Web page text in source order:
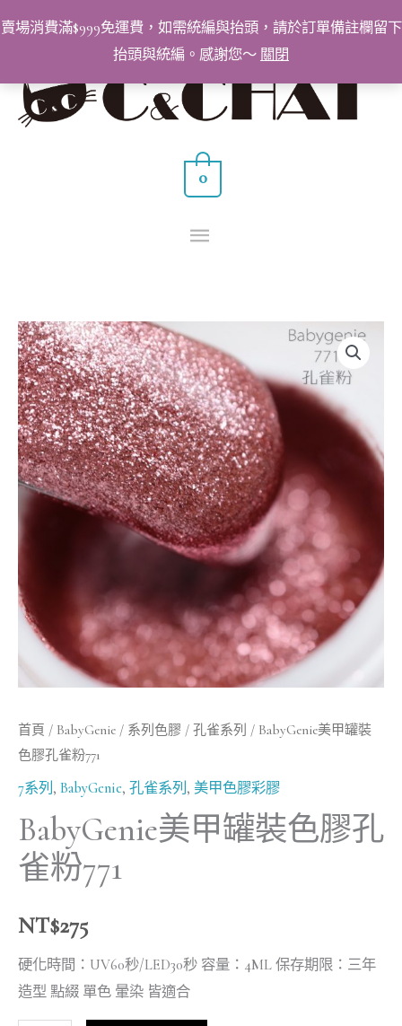
賣場消費滿$999免運費，如需統編與抬頭，請於訂單備註欄留下
抬頭與統編。感謝您～ 關閉
至
要
選
0
首頁 / BabyGenie / 系列色膠 / 孔雀系列 / BabyGenie美甲罐裝
色膠孔雀粉771
7系列, BabyGenie, 孔雀系列, 美甲色膠彩膠
BabyGenie美甲罐裝色膠孔
雀粉771
NT$275
硬化時間：UV60秒/LED30秒 容量：4ML 保存期限：三年
造型 點綴 單色 暈染 皆適合
BabyGenie
美
甲
罐
裝
色
膠
雀
771
數
量